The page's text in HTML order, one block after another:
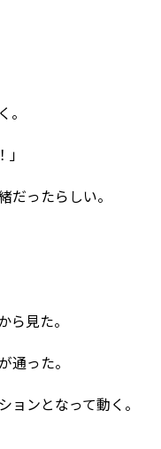
だったらしい。
見た。
通った。
ンとなって動く。